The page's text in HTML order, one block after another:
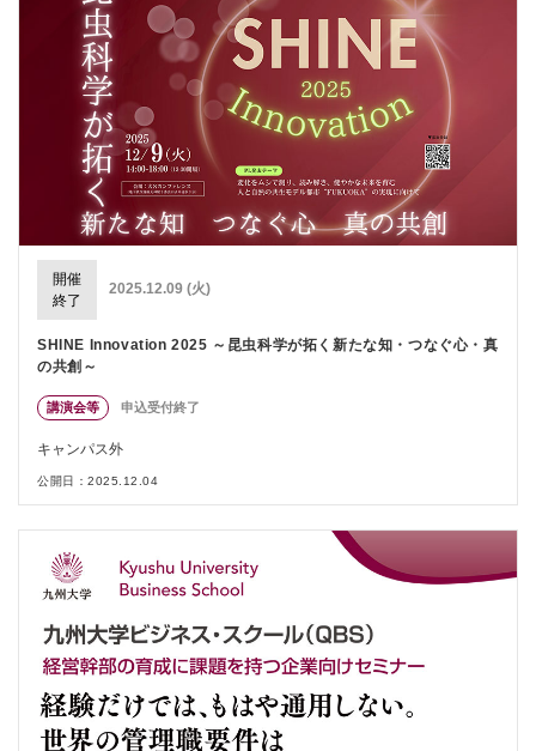
開催
終了
2025.12.09 (火)
SHINE Innovation 2025 ～昆虫科学が拓く新たな知・つなぐ心・真
の共創～
講演会等 申込受付終了
キャンパス外
公開日：2025.12.04